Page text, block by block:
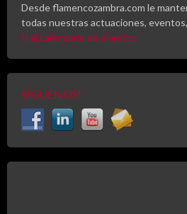
Desde flamencozambra.com le
todas nuestras actuaciones,
Ir al calendario de eventos
SÍGUENOS!